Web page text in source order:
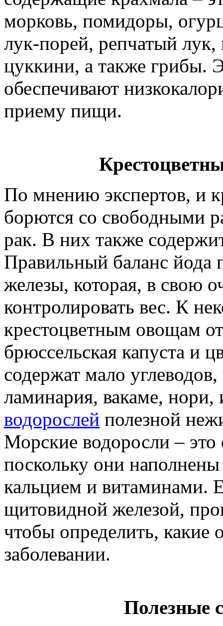
морковь, помидоры,
лук-порей, репчатый лук,
цуккини, а также грибы.
обеспечивают
приему пищи.
По мнению экспертов, и
борются со свободными
рак. В них также
Правильный баланс йода
железы, которая, в свою
контролировать вес. К
крестоцветным овощам
брюссельская капуста и
содержат мало
ламинария, вакаме,
водорослей полезной
Морские водоросли –
поскольку они
кальцием и витаминами.
щитовидной железой,
чтобы определить,
заболевании.
Полезные